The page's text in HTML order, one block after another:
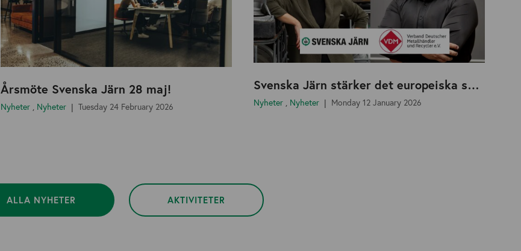
Årsmöte Svenska Järn 28 maj!
Nyheter , Nyheter Tuesday 24 February 2026
Svenska Järn stärker det europeiska samarbetet med VDM och startar en nordisk arbetsgrupp
Nyheter Nyheter Monday 12 January 2026
ALLA NYHETER AKTIVITETER